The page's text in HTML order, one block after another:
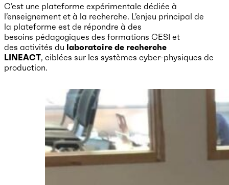
C’est une plateforme expérimentale dédiée à
l’enseignement et à la recherche. L’enjeu principal de
la plateforme est de répondre à des
besoins pédagogiques des formations CESI et
des activités du laboratoire de recherche
LINEACT, ciblées sur les systèmes cyber-physiques de
production.